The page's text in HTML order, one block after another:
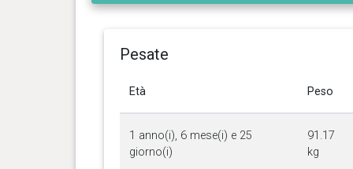
Pesate
Età Peso
1 anno(i), 6 mese(i) e 25
giorno(i)
91.17
kg